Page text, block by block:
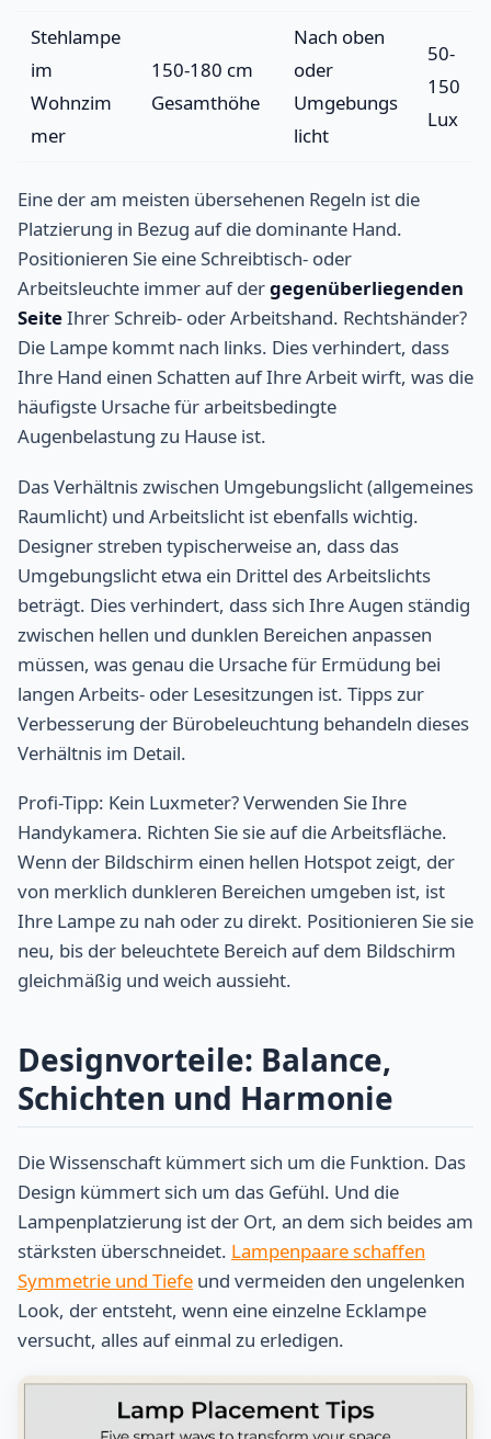
Stehlampe
im
Wohnzim
mer
150-180 cm
Gesamthöhe
Nach oben
oder
Umgebungs
licht
50-
150
Lux
Eine der am meisten übersehenen Regeln ist die
Platzierung in Bezug auf die dominante Hand.
Positionieren Sie eine Schreibtisch- oder
Arbeitsleuchte immer auf dergegenüberliegenden
SeiteIhrer Schreib- oder Arbeitshand. Rechtshänder?
Die Lampe kommt nach links. Dies verhindert, dass
Ihre Hand einen Schatten auf Ihre Arbeit wirft, was die
häufigste Ursache für arbeitsbedingte
Augenbelastung zu Hause ist.
Das Verhältnis zwischen Umgebungslicht (allgemeines
Raumlicht) und Arbeitslicht ist ebenfalls wichtig.
Designer streben typischerweise an, dass das
Umgebungslicht etwa ein Drittel des Arbeitslichts
beträgt. Dies verhindert, dass sich Ihre Augen ständig
zwischen hellen und dunklen Bereichen anpassen
müssen, was genau die Ursache für Ermüdung bei
langen Arbeits- oder Lesesitzungen ist. Tipps zur
Verbesserung der Bürobeleuchtung behandeln dieses
Verhältnis im Detail.
Profi-Tipp: Kein Luxmeter? Verwenden Sie Ihre
Handykamera. Richten Sie sie auf die Arbeitsfläche.
Wenn der Bildschirm einen hellen Hotspot zeigt, der
von merklich dunkleren Bereichen umgeben ist, ist
Ihre Lampe zu nah oder zu direkt. Positionieren Sie sie
neu, bis der beleuchtete Bereich auf dem Bildschirm
gleichmäßig und weich aussieht.
Designvorteile: Balance,
Schichten und Harmonie
Die Wissenschaft kümmert sich um die Funktion. Das
Design kümmert sich um das Gefühl. Und die
Lampenplatzierung ist der Ort, an dem sich beides am
stärksten überschneidet. Lampenpaare schaffen
Symmetrie und Tiefe und vermeiden den ungelenken
Look, der entsteht, wenn eine einzelne Ecklampe
versucht, alles auf einmal zu erledigen.